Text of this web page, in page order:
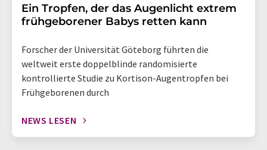
Ein Tropfen, der das Augenlicht extrem
frühgeborener Babys retten kann
Forscher der Universität Göteborg führten die
weltweit erste doppelblinde randomisierte
kontrollierte Studie zu Kortison-Augentropfen bei
Frühgeborenen durch
NEWS LESEN